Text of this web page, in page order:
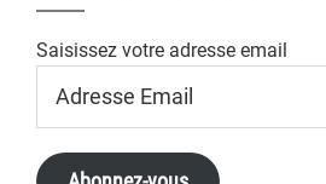
Saisissez votre adresse email
Email